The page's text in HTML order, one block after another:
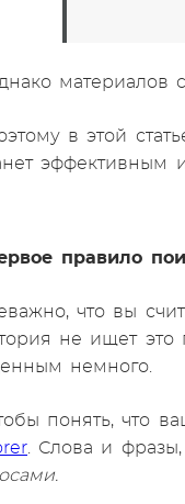
материалов
в этой
эффективным
правило
что вы
не ищет это
немного.
понять, что
. Слова и